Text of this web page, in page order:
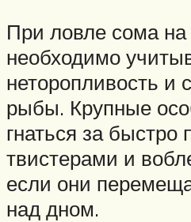
При ловле сома на
необходимо
неторопливость и
рыбы. Крупные
гнаться за
твистерами и
если они
над дном.